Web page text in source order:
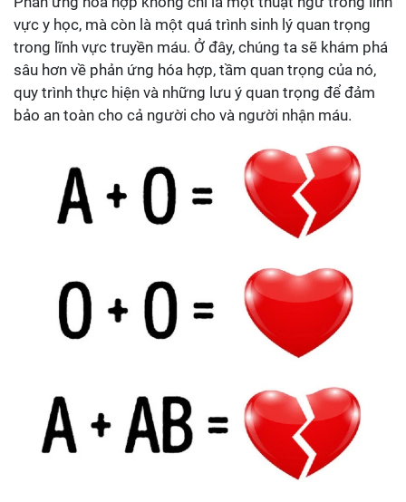
vực y học, mà còn là một quá trình sinh lý quan trọng
trong lĩnh vực truyền máu. Ở đây, chúng ta sẽ khám phá
sâu hơn về phản ứng hóa hợp, tầm quan trọng của nó,
quy trình thực hiện và những lưu ý quan trọng để đảm
bảo an toàn cho cả người cho và người nhận máu.